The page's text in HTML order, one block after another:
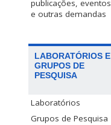
publicações, eventos
e outras demandas
LABORATÓRIOS E
GRUPOS DE
PESQUISA
Laboratórios
Grupos de Pesquisa